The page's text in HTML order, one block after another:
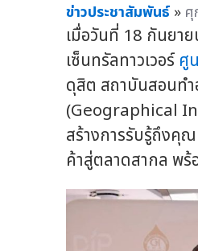
ข่าวประชาสัมพันธ์ » ศุ
เมื่อวันที่ 18 กันยา
เซ็นทรัลทาวเวอร์ ศู
ดุสิต สถาบันสอนทำ
(Geographical
สร้างการรับรู้ถึงคุ
ค้าสู่ตลาดสากล พ